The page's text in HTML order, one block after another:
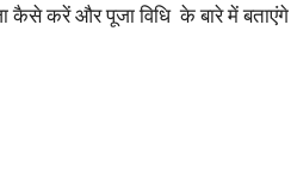
करें और पूजा विधि के बारे में बताएंगे